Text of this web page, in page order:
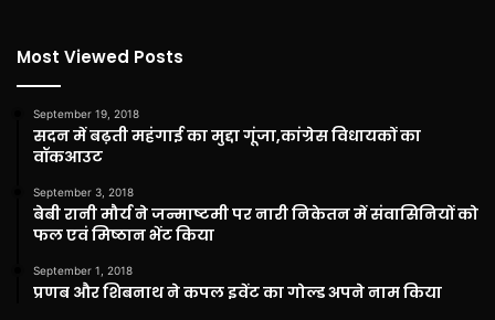
Most Viewed Posts
September 19, 2018
सदन में बढ़ती महंगाई का मुद्दा गूंजा,कांग्रेस विधायकों का
वॉकआउट
September 3, 2018
बेबी रानी मौर्य ने जन्माष्टमी पर नारी निकेतन में संवासिनियों को
फल एवं मिष्ठान भेंट किया
September 1, 2018
प्रणब और शिबनाथ ने कपल इवेंट का गोल्ड अपने नाम किया